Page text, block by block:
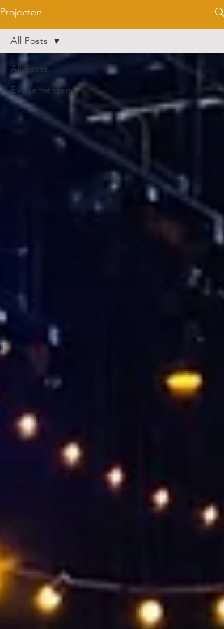
Projecten
All Posts
Evenementen
All Posts